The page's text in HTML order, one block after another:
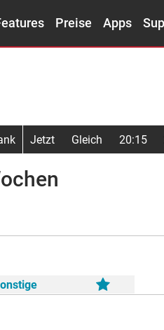
Preise Apps
Jetzt Gleich 20:15